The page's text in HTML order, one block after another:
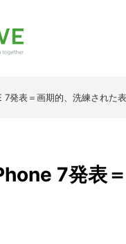
7発表＝画期的、洗練された
7発表